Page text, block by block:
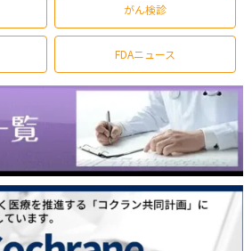
がん検診
FDAニュース